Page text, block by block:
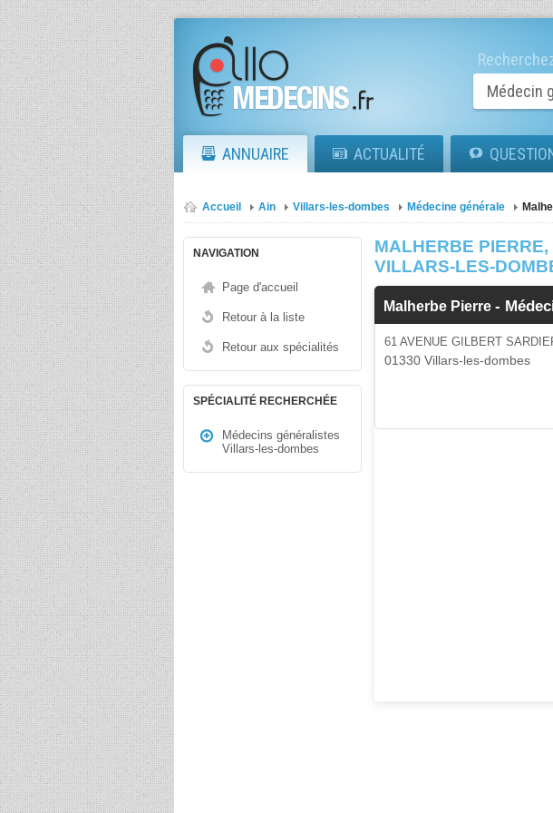
ANNUAIRE ACTUALITÉ
Accueil Ain Villars-les-dombes Médecine générale
NAVIGATION
Page d'accueil
Retour à la liste
Retour aux spécialités
SPÉCIALITÉ RECHERCHÉE
Médecins généralistes
Villars-les-dombes
MALHERBE
VILLARS-LES-
Malherbe Pierre-
61 AVENUE GILBERT
01330 Villars-les-dombes